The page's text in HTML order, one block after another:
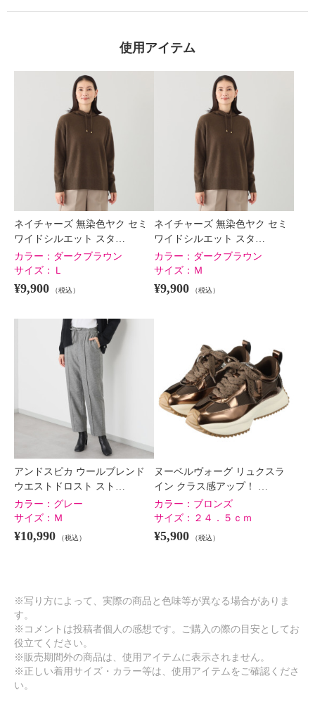
使用アイテム
ネイチャーズ 無染色ヤク セミ
ワイドシルエット スタ…
カラー： ダークブラウン
サイズ：
Ｌ
¥9,900 （税込）
ネイチャーズ 無染色ヤク セミ
ワイドシルエット スタ…
カラー： ダークブラウン
サイズ： Ｍ
¥9,900 （税込）
アンドスピカ ウールブレンド
ウエストドロスト スト…
カラー： グレー
サイズ： Ｍ
¥10,990 （税込）
ヌーベルヴォーグ リュクスラ
イン クラス感アップ！ …
カラー： ブロンズ
サイズ： ２４．５ｃｍ
¥5,900 （税込）
※写り方によって、実際の商品と色味等が異なる場合がありま
す。
※コメントは投稿者個人の感想です。ご購入の際の目安としてお
役立てください。
※販売期間外の商品は、使用アイテムに表示されません。
※正しい着用サイズ・カラー等は、使用アイテムをご確認くださ
い。